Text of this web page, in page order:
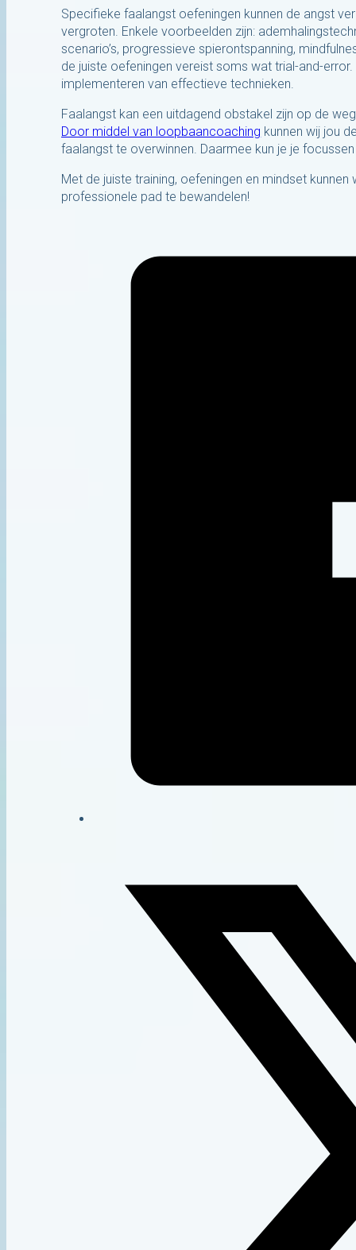
Specifieke faalangst oefeningen kunnen de angst
vergroten. Enkele voorbeelden zijn:
scenario’s, progressieve spierontspanning,
de juiste oefeningen vereist soms wat trial-and-
implementeren van effectieve technieken.
Faalangst kan een uitdagend obstakel zijn op de
Door middel van loopbaancoaching kunnen wij jou
faalangst te overwinnen. Daarmee kun je je
Met de juiste training, oefeningen en mindset
professionele pad te bewandelen!